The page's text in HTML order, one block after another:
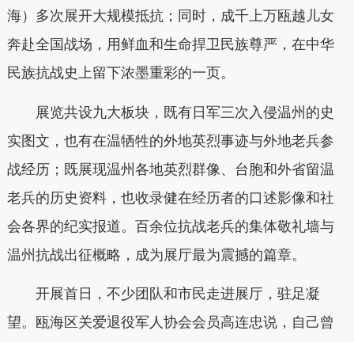
海）多次展开大规模抵抗；同时，成千上万瓯越儿女
奔赴全国战场，用鲜血和生命捍卫民族尊严，在中华
民族抗战史上留下浓墨重彩的一页。
展览共设九大板块，既有日军三次入侵温州的史
实图文，也有在温牺牲的外地英烈事迹与外地老兵参
战经历；既展现温州各地英烈群像、台胞和外省留温
老兵的历史资料，也收录健在经历者的口述影像和社
会各界的纪实报道。百余位抗战老兵的集体敬礼墙与
温州抗战出征概略，成为展厅最为震撼的篇章。
开展首日，不少团队和市民走进展厅，驻足凝
望。瓯海区关爱退役军人协会会员高连忠说，自己曾